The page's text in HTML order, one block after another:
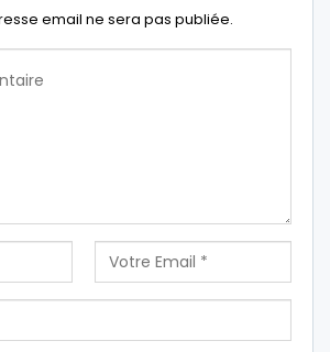
email ne sera pas publiée.